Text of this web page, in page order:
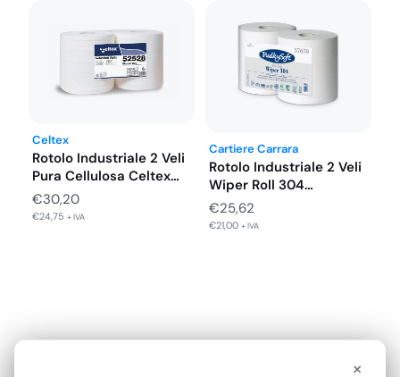
Celtex
Rotolo Industriale 2 Veli
Pura Cellulosa Celtex
800…
€30,20
€24,75 + IVA
Cartiere Carrara
Rotolo Industriale 2 Veli
Wiper Roll 304
Cellulosa…
€25,62
€21,00 + IVA
×